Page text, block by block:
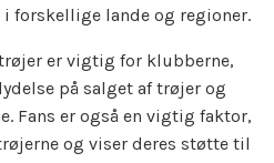
forskellige lande og regioner.
er vigtig for klubberne,
på salget af trøjer og
Fans er også en vigtig faktor,
og viser deres støtte til